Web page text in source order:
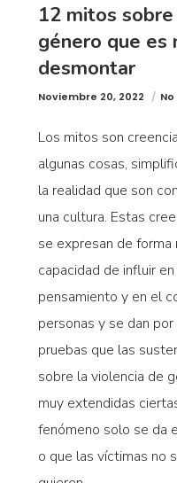
12 mitos
género que es
desmontar
Noviembre 20, 2022
Los mitos son
algunas cosas,
la realidad que son
una cultura. Estas
se expresan de
capacidad de influir
pensamiento y en el
personas y se dan
pruebas que las
sobre la violencia de
muy extendidas
fenómeno solo se da
o que las víctimas no